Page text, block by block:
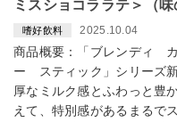
ミスショコララテ＞（
嗜好飲料 2025.10.04
商品概要：「ブレンディ
ー スティック」シリーズ
厚なミルク感とふわっと豊
えて、特別感があるまるで